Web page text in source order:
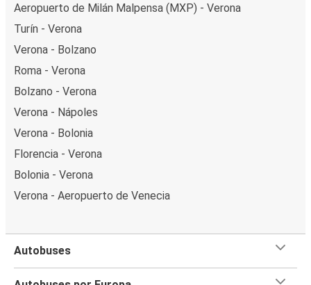
Aeropuerto de Milán Malpensa (MXP) - Verona
Turín - Verona
Verona - Bolzano
Roma - Verona
Bolzano - Verona
Verona - Nápoles
Verona - Bolonia
Florencia - Verona
Bolonia - Verona
Verona - Aeropuerto de Venecia
Autobuses